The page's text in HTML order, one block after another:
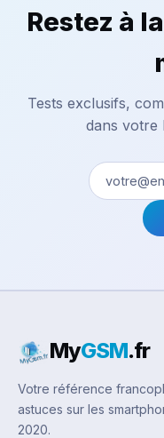
Restez à
Tests exclusifs,
dans votre
MyGSM.fr
Votre référence
astuces sur les
2020.